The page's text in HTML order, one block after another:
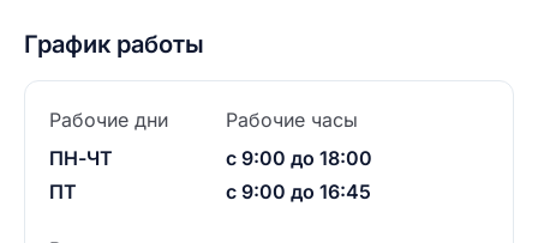
График работы
Рабочие дни
ПН-ЧТ
ПТ
Рабочие часы
с 9:00 до 18:00
с 9:00 до 16:45